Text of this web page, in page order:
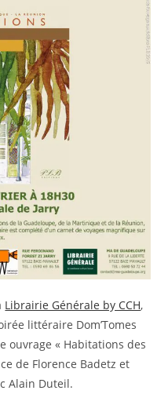
Librairie Générale by CCH,
littéraire Dom’Tomes
ouvrage « Habitations des
de Florence Badetz et
Alain Duteil.